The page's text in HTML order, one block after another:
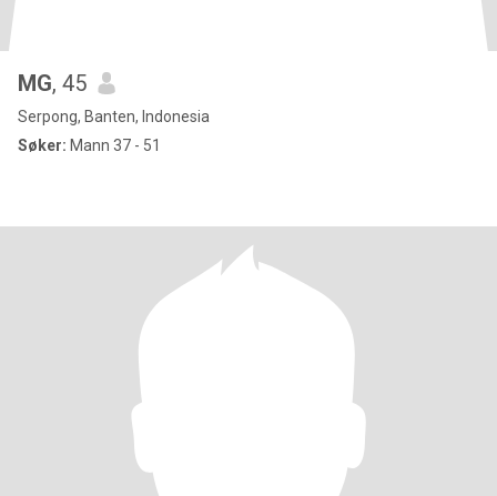
MG, 45
Serpong, Banten, Indonesia
Søker: Mann 37 - 51